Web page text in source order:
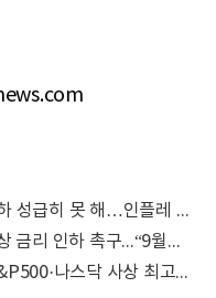
美 시카고 연은 총재 “9월 금리 인하 성급히 못 해…인플레 재확산 원치 않아”
베선트 美 재무, 연준에 1.5%p 이상 금리 인하 촉구...“9월부터 시작해야”
[뉴욕증시] 금리 인하 기대감 속 S&P500·나스닥 사상 최고…코어위브, 21% 폭락